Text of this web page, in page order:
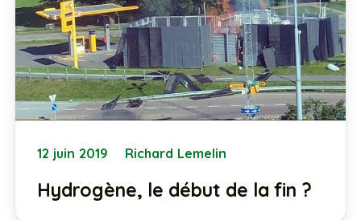
12 juin 2019 Richard Lemelin
Hydrogène, le début de la fin ?